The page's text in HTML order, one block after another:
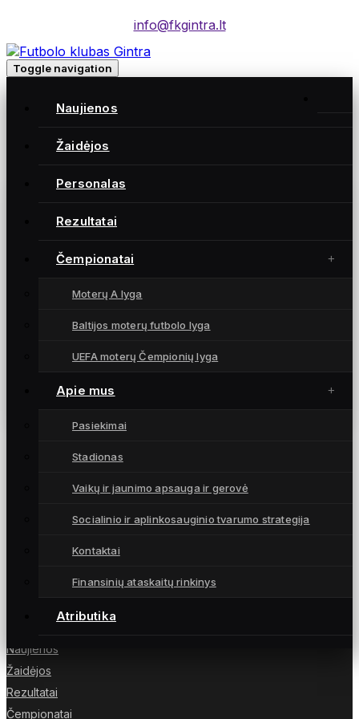
info@fkgintra.lt
Toggle navigation
Naujienos
Žaidėjos
Personalas
Rezultatai
Čempionatai
Moterų A lyga
Baltijos moterų futbolo lyga
UEFA moterų Čempionių lyga
Apie mus
Pasiekimai
Stadionas
Vaikų ir jaunimo apsauga ir gerovė
Socialinio ir aplinkosauginio tvarumo strategija
Kontaktai
Finansinių ataskaitų rinkinys
Atributika
Įrašai
Home
Gintra naujienos
Baltijos lygoje iškovoti bronzos medaliai
Lietuvos čempionės iš Šiaulių, atstovaujančios
NUORODOS
Naujienos
Žaidėjos
Rezultatai
Čempionatai